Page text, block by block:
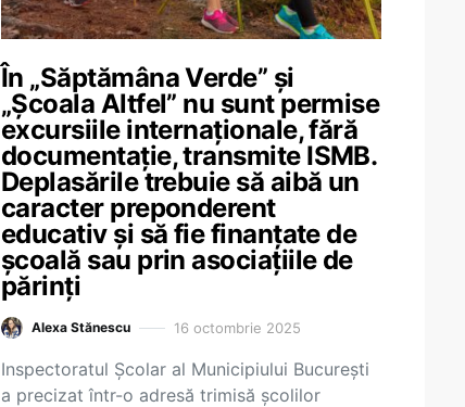
În „Săptămâna Verde” și
„Școala Altfel” nu sunt permise
excursiile internaționale, fără
documentație, transmite ISMB.
Deplasările trebuie să aibă un
caracter preponderent
educativ și să fie finanțate de
școală sau prin asociațiile de
părinți
Alexa Stănescu 16 octombrie 2025
Inspectoratul Școlar al Municipiului București
a precizat într-o adresă trimisă școlilor